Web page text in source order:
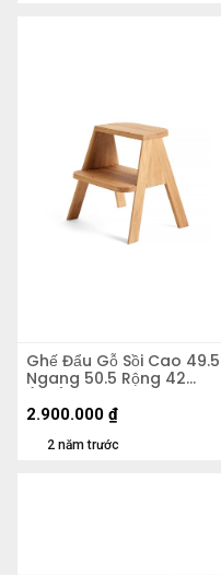
Ghế Đẩu Gỗ Sồi Cao 49.5
Ngang 50.5 Rộng 42
(cm)
2 năm trước
2.900.000 ₫